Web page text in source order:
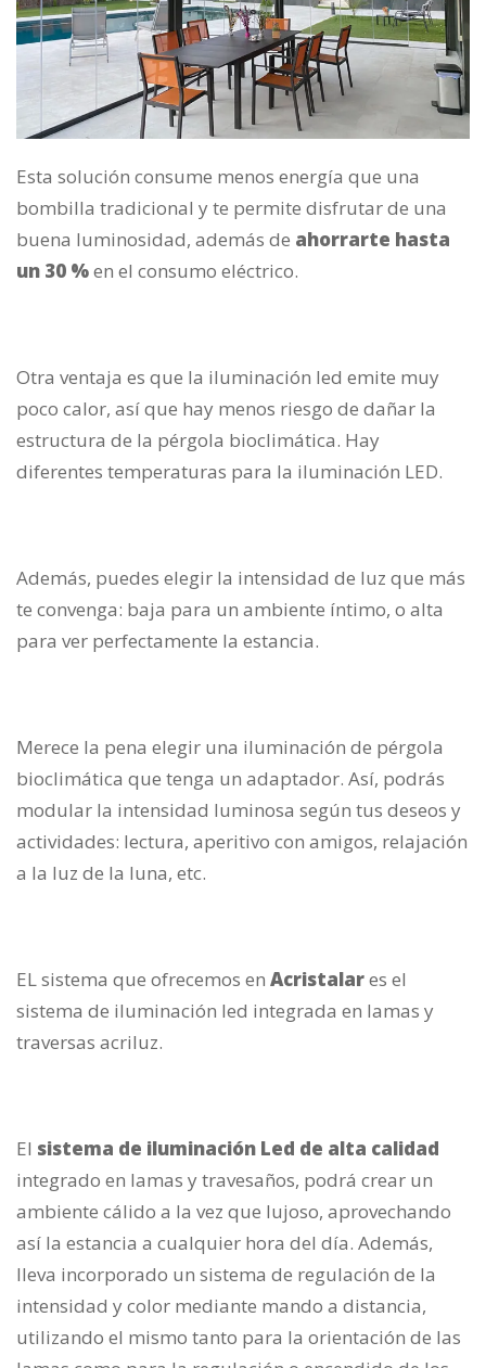
Esta solución consume menos energía que una
bombilla tradicional y te permite disfrutar de una
buena luminosidad, además de ahorrarte hasta
un 30 %en el consumo eléctrico.
Otra ventaja es que la iluminación led emite muy
poco calor, así que hay menos riesgo de dañar la
estructura de la pérgola bioclimática. Hay
diferentes temperaturas para la iluminación LED.
Además, puedes elegir la intensidad de luz que más
te convenga: baja para un ambiente íntimo, o alta
para ver perfectamente la estancia.
Merece la pena elegir una iluminación de pérgola
bioclimática que tenga un adaptador. Así, podrás
modular la intensidad luminosa según tus deseos y
actividades: lectura, aperitivo con amigos, relajación
a la luz de la luna, etc.
EL sistema que ofrecemos en Acristalares el
sistema de iluminación led integrada en lamas y
traversas acriluz.
El sistema de iluminación Led de alta calidad
integrado en lamas y travesaños, podrá crear un
ambiente cálido a la vez que lujoso, aprovechando
así la estancia a cualquier hora del día. Además,
lleva incorporado un sistema de regulación de la
intensidad y color mediante mando a distancia,
utilizando el mismo tanto para la orientación de las